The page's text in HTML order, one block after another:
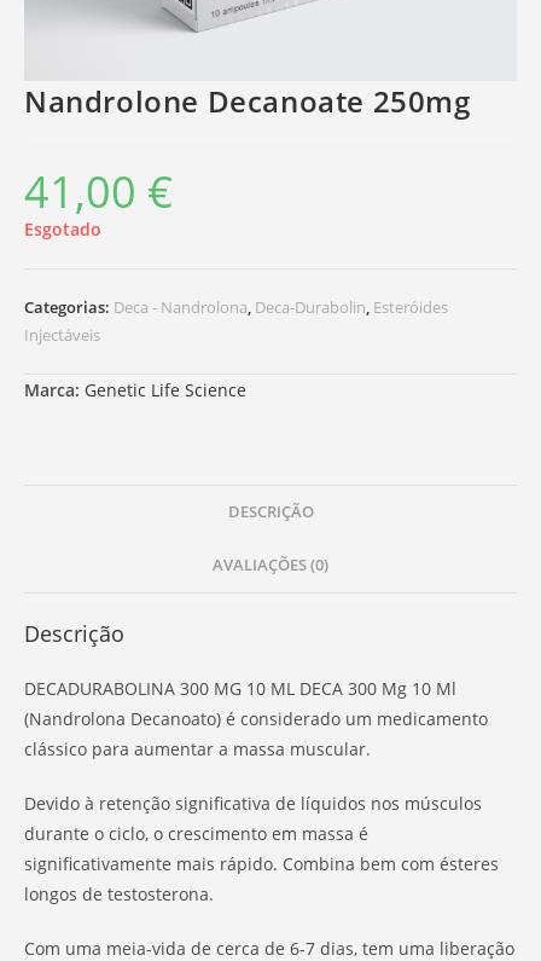
Nandrolone Decanoate 250mg
41,00 €
Esgotado
Categorias: Deca - Nandrolona Deca-Durabolin Esteróides
Injectáveis
Marca: Genetic Life Science
DESCRIÇÃO
AVALIAÇÕES (0)
Descrição
DECADURABOLINA 300 MG 10 ML DECA 300 Mg 10 Ml
(Nandrolona Decanoato) é considerado um medicamento
clássico para aumentar a massa muscular.
Devido à retenção significativa de líquidos nos músculos
durante o ciclo, o crescimento em massa é
significativamente mais rápido. Combina bem com ésteres
longos de testosterona.
Com uma meia-vida de cerca de 6-7 dias, tem uma liberação